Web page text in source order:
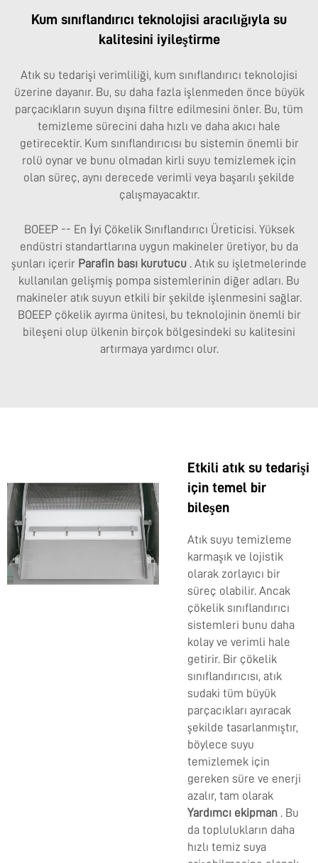
Kum sınıflandırıcı teknolojisi aracılığıyla su
kalitesini iyileştirme
Atık su tedarişi verimliliği, kum sınıflandırıcı teknolojisi
üzerine dayanır. Bu, su daha fazla işlenmeden önce büyük
parçacıkların suyun dışına filtre edilmesini önler. Bu, tüm
temizleme sürecini daha hızlı ve daha akıcı hale
getirecektir. Kum sınıflandırıcısı bu sistemin önemli bir
rolü oynar ve bunu olmadan kirli suyu temizlemek için
olan süreç, aynı derecede verimli veya başarılı şekilde
çalışmayacaktır.
BOEEP -- En İyi Çökelik Sınıflandırıcı Üreticisi. Yüksek
endüstri standartlarına uygun makineler üretiyor, bu da
şunları içerir Parafin bası kurutucu . Atık su işletmelerinde
kullanılan gelişmiş pompa sistemlerinin diğer adları. Bu
makineler atık suyun etkili bir şekilde işlenmesini sağlar.
BOEEP çökelik ayırma ünitesi, bu teknolojinin önemli bir
bileşeni olup ülkenin birçok bölgesindeki su kalitesini
artırmaya yardımcı olur.
Etkili atık su tedarişi
için temel bir
bileşen
Atık suyu temizleme
karmaşık ve lojistik
olarak zorlayıcı bir
süreç olabilir. Ancak
çökelik sınıflandırıcı
sistemleri bunu daha
kolay ve verimli hale
getirir. Bir çökelik
sınıflandırıcısı, atık
sudaki tüm büyük
parçacıkları ayıracak
şekilde tasarlanmıştır,
böylece suyu
temizlemek için
gereken süre ve enerji
azalır, tam olarak
Yardımcı ekipman . Bu
da toplulukların daha
hızlı temiz suya